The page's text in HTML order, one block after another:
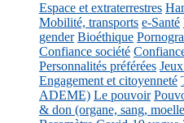
Espace et extraterrestres
Mobilité, transports e-Santé
gender Bioéthique
Confiance société
Personnalités préférées
Engagement et citoyenneté
ADEME) Le pouvoir
& don (organe, sang,